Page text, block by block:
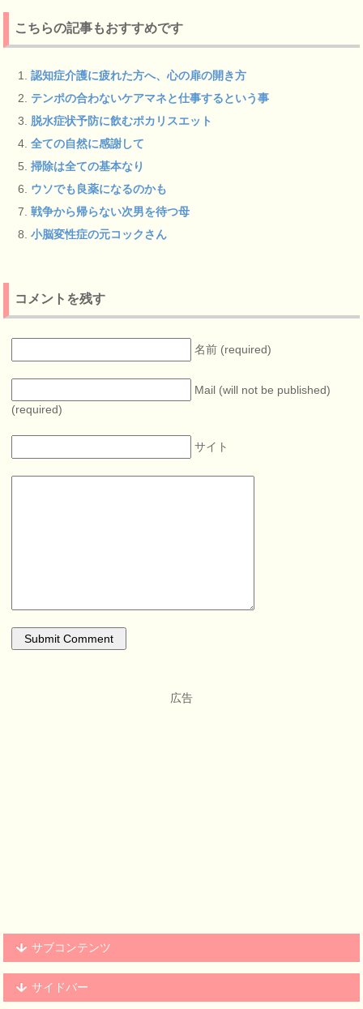
こちらの記事もおすすめです
認知症介護に疲れた方へ、心の扉の開き方
テンポの合わないケアマネと仕事するという事
脱水症状予防に飲むポカリスエット
全ての自然に感謝して
掃除は全ての基本なり
ウソでも良薬になるのかも
戦争から帰らない次男を待つ母
小脳変性症の元コックさん
コメントを残す
名前 (required)
Mail (will not be published)
(required)
サイト
広告
サブコンテンツ
サイドバー